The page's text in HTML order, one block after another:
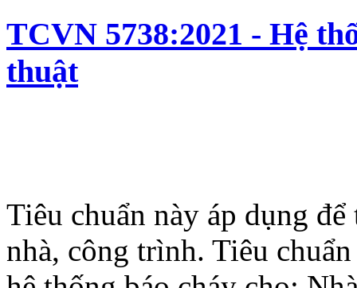
TCVN 5738:2021 - Hệ
thuật
Tiêu chuẩn này áp dụng
nhà, công trình. Tiêu